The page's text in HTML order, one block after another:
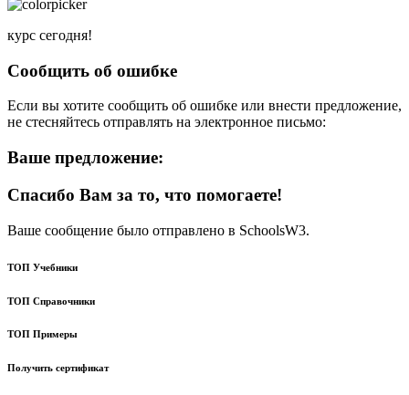
курс сегодня!
Сообщить об ошибке
Если вы хотите сообщить об ошибке или внести предложение,
не стесняйтесь отправлять на электронное письмо:
Ваше предложение:
Спасибо Вам за то, что помогаете!
Ваше сообщение было отправлено в SchoolsW3.
ТОП Учебники
ТОП Справочники
ТОП Примеры
Получить сертификат